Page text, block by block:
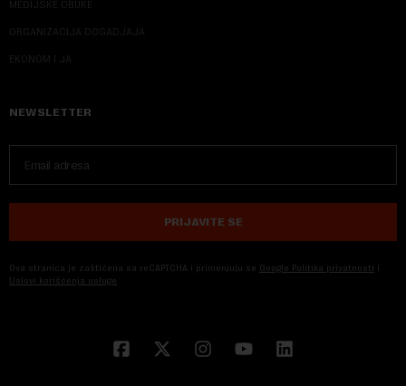
MEDIJSKE OBUKE
ORGANIZACIJA DOGADJAJA
EKONOM I JA
NEWSLETTER
PRIJAVITE SE
Ova stranica je zaštićena sa reCAPTCHA i primenjuju se Google Politika privatnosti i
Uslovi korišćenja usluge